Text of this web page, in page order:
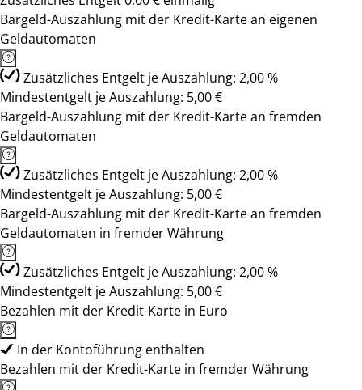
Bargeld-Auszahlung mit der Kredit-Karte an eigenen
Geldautomaten
Zusätzliches Entgelt je Auszahlung: 2,00 %
Mindestentgelt je Auszahlung: 5,00 €
Bargeld-Auszahlung mit der Kredit-Karte an fremden
Geldautomaten
Zusätzliches Entgelt je Auszahlung: 2,00 %
Mindestentgelt je Auszahlung: 5,00 €
Bargeld-Auszahlung mit der Kredit-Karte an fremden
Geldautomaten in fremder Währung
Zusätzliches Entgelt je Auszahlung: 2,00 %
Mindestentgelt je Auszahlung: 5,00 €
Bezahlen mit der Kredit-Karte in Euro
In der Kontoführung enthalten
Bezahlen mit der Kredit-Karte in fremder Währung